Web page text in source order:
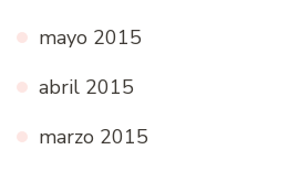
mayo 2015
abril 2015
marzo 2015